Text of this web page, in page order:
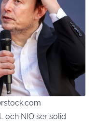
och NIO ser solid